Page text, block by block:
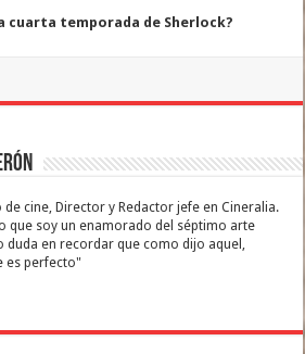
cuarta temporada de Sherlock?
de cine, Director y Redactor jefe en Cineralia.
que soy un enamorado del séptimo arte
duda en recordar que como dijo aquel,
es perfecto"